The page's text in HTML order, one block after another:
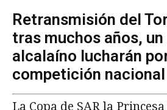
Retransmisión del
tras muchos años,
alcalaíno lucharán
competición nacional
La Copa de SAR la